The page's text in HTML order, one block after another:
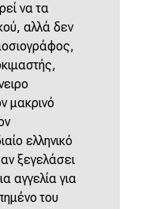
να τα
αλλά δεν
μακρινό
ελληνικό
ξεγελάσει
αγγελία για
του